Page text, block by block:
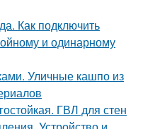
Как подключить
и одинарному
Уличные кашпо из
ГВЛ для стен